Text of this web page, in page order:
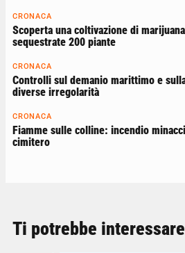
CRONACA
Scoperta una coltivazione di
sequestrate 200 piante
CRONACA
Controlli sul demanio marittimo e
diverse irregolarità
CRONACA
Fiamme sulle colline: incendio
cimitero
Ti potrebbe